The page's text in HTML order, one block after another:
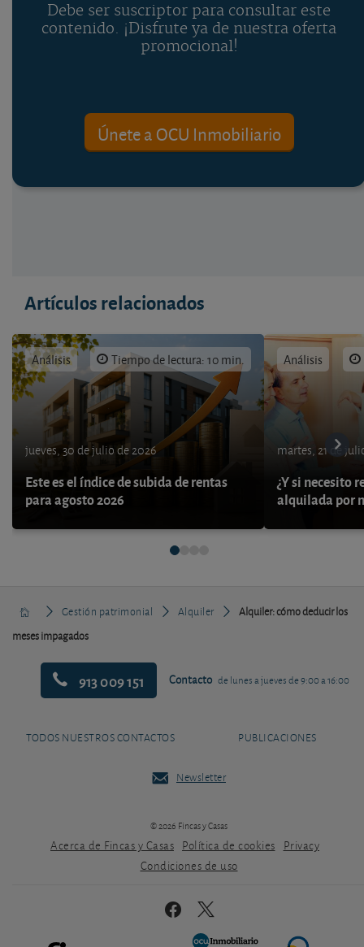
Debe ser suscriptor para consultar este
contenido. ¡Disfrute ya de nuestra oferta
promocional!
Únete a OCU Inmobiliario
Artículos relacionados
Análisis Tiempo de lectura: 10 min.
jueves, 30 de julio de 2026
Este es el índice de subida de rentas
para agosto 2026
Análisis
martes, 21 de
¿Y si necesito
alquilada por
Gestión patrimonial Alquiler
Alquiler: cómo deducir los
meses impagados
913 009 151 Contacto de lunes a jueves de 9:00 a 16:00
TODOS NUESTROS CONTACTOS PUBLICACIONES
Newsletter
© 2026 Fincas y Casas
Acerca de Fincas y Casas Política de cookies
Privacy
Condiciones de uso